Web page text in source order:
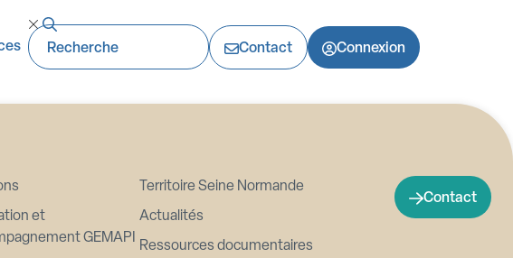
Contact Connexion
et
GEMAPI
Territoire Seine Normande
Actualités
Ressources documentaires
Contact